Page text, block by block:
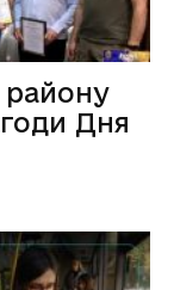
району
Дня